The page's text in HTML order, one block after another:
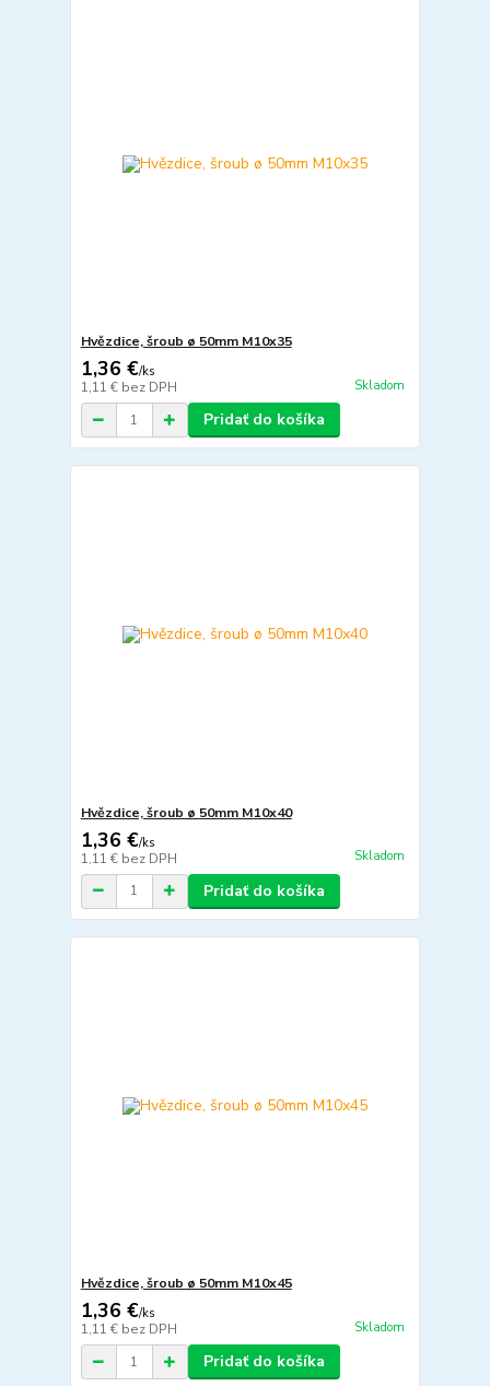
Hvězdice, šroub ø 50mm M10x35
1,36 €/ks
1,11 € bez DPH Skladom
Pridať do košíka
Hvězdice, šroub ø 50mm M10x40
1,36 €/ks
1,11 € bez DPH Skladom
Pridať do košíka
Hvězdice, šroub ø 50mm M10x45
1,36 €/ks
1,11 € bez DPH Skladom
Pridať do košíka